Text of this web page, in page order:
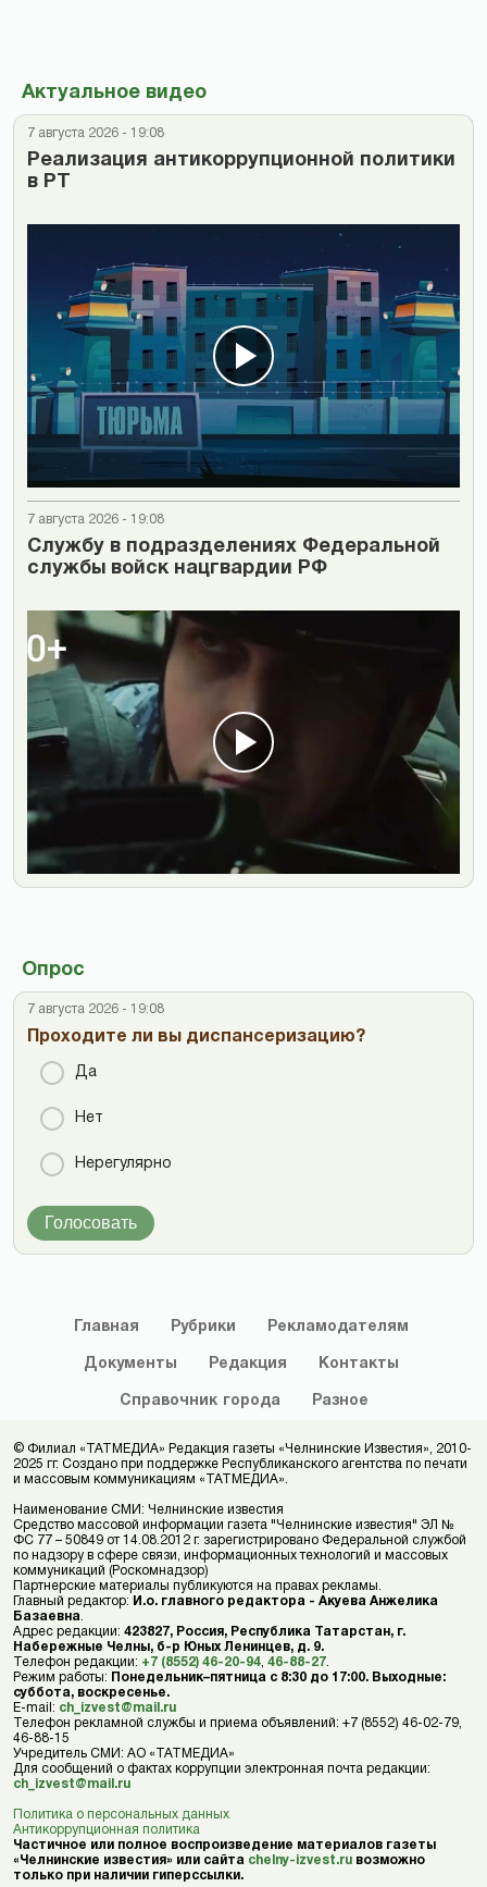
Актуальное видео
7 августа 2026 - 19:08
Реализация антикоррупционной политики
в РТ
7 августа 2026 - 19:08
Cлужбу в подразделениях Федеральной
службы войск нацгвардии РФ
Опрос
7 августа 2026 - 19:08
Проходите ли вы диспансеризацию?
Да
Нет
Нерегулярно
Голосовать
Главная Рубрики Рекламодателям
Документы Редакция Контакты
Справочник города Разное
© Филиал «ТАТМЕДИА» Редакция газеты «Челнинские Известия», 2010-
2025 гг. Создано при поддержке Республиканского агентства по печати
и массовым коммуникациям «ТАТМЕДИА».
Наименование СМИ: Челнинские известия
Средство массовой информации газета "Челнинские известия" ЭЛ №
ФС 77 – 50849 от 14.08.2012 г. зарегистрировано Федеральной службой
по надзору в сфере связи, информационных технологий и массовых
коммуникаций (Роскомнадзор)
Партнерские материалы публикуются на правах рекламы.
Главный редактор: И.о. главного редактора - Акуева Анжелика
Базаевна
Адрес редакции: 423827, Россия, Республика Татарстан, г.
Набережные Челны, б-р Юных Ленинцев, д. 9.
Телефон редакции: +7 (8552) 46-20-94 46-88-27
Режим работы: Понедельник–пятница с 8:30 до 17:00. Выходные:
суббота, воскресенье.
E-mail: ch_izvest@mail.ru
Телефон рекламной службы и приема объявлений: +7 (8552) 46-02-79,
46-88-15
Учредитель СМИ: АО «ТАТМЕДИА»
Для сообщений о фактах коррупции электронная почта редакции:
ch_izvest@mail.ru
Политика о персональных данных
Антикоррупционная политика
Частичное или полное воспроизведение материалов газеты
«Челнинские известия» или сайта chelny-izvest.ru возможно
только при наличии гиперссылки.